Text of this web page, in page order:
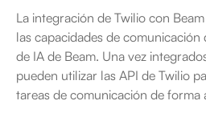
La integración de Twilio con
las capacidades de
de IA de Beam. Una vez
pueden utilizar las API de Twilio
tareas de comunicación de forma